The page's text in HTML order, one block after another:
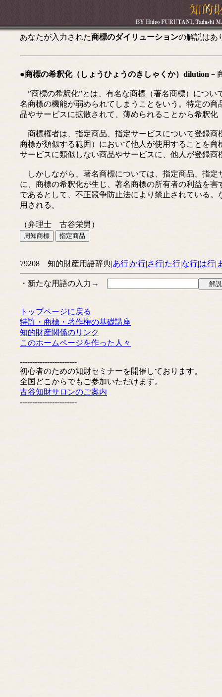
あなたが入力された商標のダイリューションの解説はあ
●商標の希釈化（しょうひょうのきしゃくか）dilution －
”商標の希釈化”とは、有名な商標（著名商標）につい
名商標の機能が弱められてしまうことをいう。特定の
品やサービスに拡散されて、薄められることから希釈
商標権者は、指定商品、指定サービスについて登録商
商標が類似する範囲）において他人が使用することを
サービスに類似しない商品やサービスに、他人が登録
しかしながら、著名商標については、指定商品、指定
に、商標の希釈化が生じ、著名商標の所有者の利益を
であるとして、不正競争防止法により禁止されている
用される。
（弁理士 古谷栄男）
79208 知的財産用語辞典|あ行|か行|さ行|た行|な行|は行|
・新たな用語の入力→
トップページに戻る
特許・商標・著作権の基礎講座
知的財産関係のリンク
このホームページを作った人々
-----------------------
初心者のための知財セミナーを開催しております。
全国どこからでもご参加いただけます。
古谷知財サロンのご案内
-----------------------